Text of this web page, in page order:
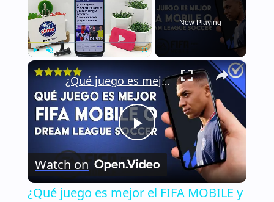
Now Playing
×
Play
Video
¿Qué juego es mejor el FIFA MOBILE y DREAM LEAGUE SOCCER? - Comparativa de juegos similares
Watch on
¿Qué juego es mejor el FIFA MOBILE y